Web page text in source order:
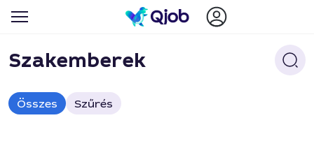
Szakemberek
Összes Szűrés